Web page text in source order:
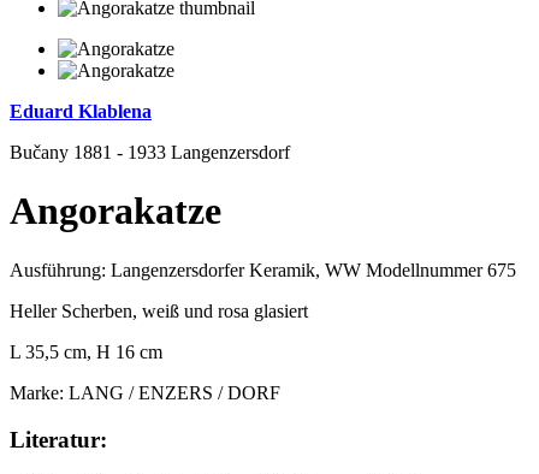
Eduard Klablena
Bučany 1881 - 1933 Langenzersdorf
Angorakatze
Ausführung: Langenzersdorfer Keramik, WW Modellnummer 675
Heller Scherben, weiß und rosa glasiert
L 35,5 cm, H 16 cm
Marke: LANG / ENZERS / DORF
Literatur: